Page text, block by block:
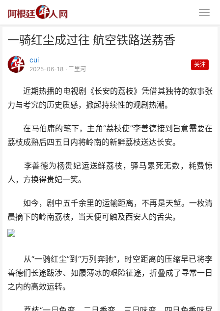
一骑红尘成过往 航空铁路送荔香
cui
2025-06-18 · 三里河
关注
近期热播的电视剧《长安的荔枝》凭借其独特的叙事张
力与考究的历史质感，掀起持续性的观剧热潮。
在马伯庸的笔下，主角“荔枝使”李善德接到旨意需要在
荔枝成熟后四五日内将岭南的新鲜荔枝送达长安。
李善德为杨贵妃运送鲜荔枝，驿马累死无数，耗费惊
人，方换得贵妃一笑。
如今，剧中五千余里的运输距离，不再是天堑。一枚清
晨摘下的岭南荔枝，当天便可触及西安人的舌尖。
从“一骑红尘”到“万列奔驰”，时空距离的压缩早已将李
善德们长途跋涉、如履薄冰的艰险征途，折叠成了寻常一日
之内的高效运转。
一骑红尘成过往 航空铁路送荔香